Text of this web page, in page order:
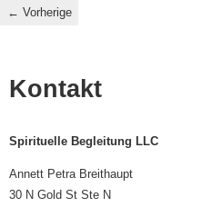
← Vorherige
Kontakt
Spirituelle Begleitung LLC
Annett Petra Breithaupt
30 N Gold St Ste N